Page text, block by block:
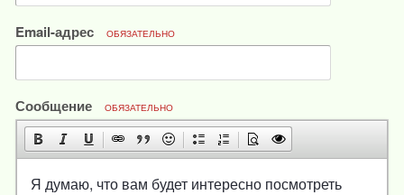
Email-адрес ОБЯЗАТЕЛЬНО
Сообщение ОБЯЗАТЕЛЬНО
Я думаю, что вам будет интересно посмотреть